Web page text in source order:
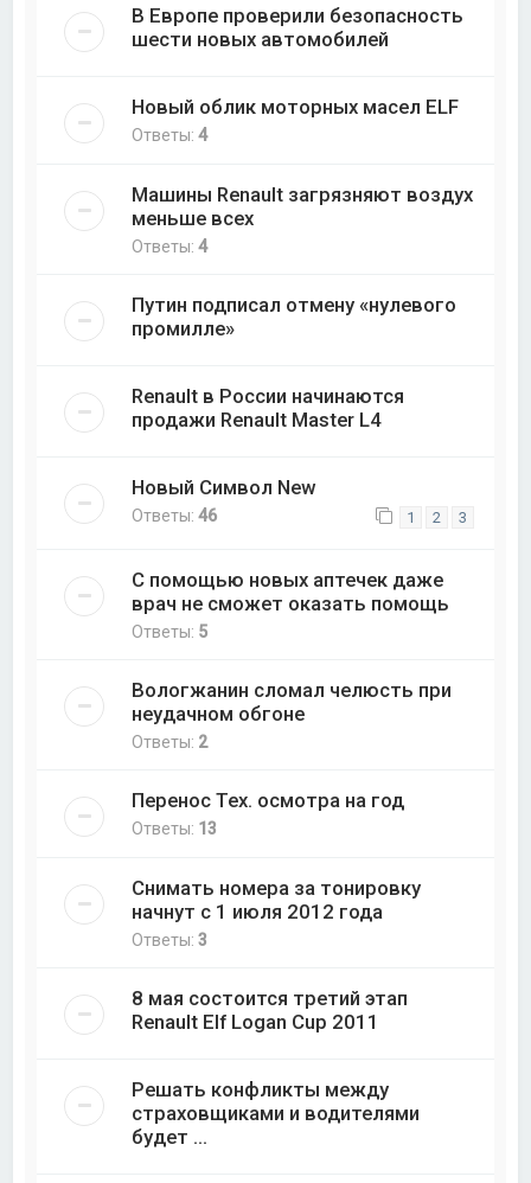
В Европе проверили безопасность
шести новых автомобилей
Новый облик моторных масел ELF
Ответы:4
Машины Renault загрязняют воздух
меньше всех
Ответы:4
Путин подписал отмену «нулевого
промилле»
Renault в России начинаются
продажи Renault Master L4
Новый Символ New
Ответы:46 1 2 3
С помощью новых аптечек даже
врач не сможет оказать помощь
Ответы: 5
Вологжанин сломал челюсть при
неудачном обгоне
Ответы: 2
Перенос Тех. осмотра на год
Ответы: 13
Снимать номера за тонировку
начнут с 1 июля 2012 года
Ответы:3
8 мая состоится третий этап
Renault Elf Logan Cup 2011
Решать конфликты между
страховщиками и водителями
будет ...